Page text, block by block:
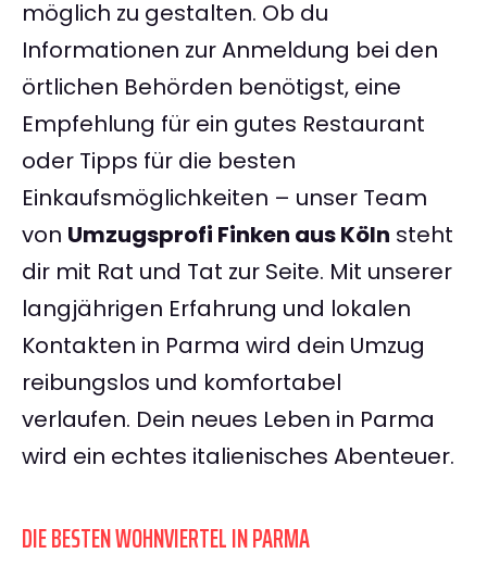
möglich zu gestalten. Ob du
Informationen zur Anmeldung bei den
örtlichen Behörden benötigst, eine
Empfehlung für ein gutes Restaurant
oder Tipps für die besten
Einkaufsmöglichkeiten – unser Team
von Umzugsprofi Finken aus Köln steht
dir mit Rat und Tat zur Seite. Mit unserer
langjährigen Erfahrung und lokalen
Kontakten in Parma wird dein Umzug
reibungslos und komfortabel
verlaufen. Dein neues Leben in Parma
wird ein echtes italienisches Abenteuer.
DIE BESTEN WOHNVIERTEL IN PARMA